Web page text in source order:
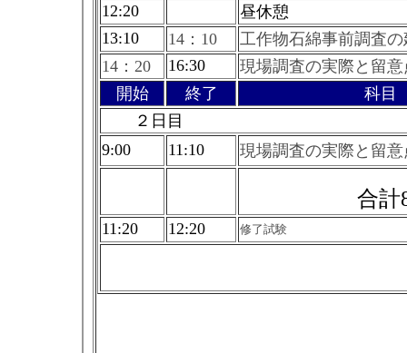
12:20
昼休憩
13:10
14：10
工作物石綿事前調査
14：20
16:30
現場調査の実際と留意
開始
終了
科目
２日目
9:00
11:10 現場調査の実際と留意
合計
11:20 12:20 修了試験